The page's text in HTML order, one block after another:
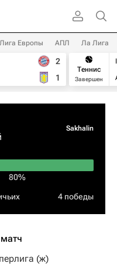
Лига Европы АПЛ Ла Лига
2
1
Теннис
Завершен
Sakhalin
80%
4 победы
(ж)